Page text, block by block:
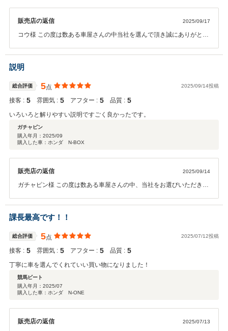
販売店の返信 2025/09/17
コウ様 この度は数ある車屋さんの中当社を選んで頂き誠にありがとう
ので今後とも宜しくお願い致します。
説明
総合評価 5点 2025/09/14投稿
接客 : 5 雰囲気 : 5 アフター : 5 品質 : 5
いろいろと解りやすい説明ですごく良かったです。
ガチャピン
購入年月： 2025/09
購入した車：ホンダ N-BOX
販売店の返信 2025/09/14
ガチャピン様 この度は数ある車屋さんの中、当社をお選びいただき誠
で今後とも末永いお付き合いを何卒よろしくお願い申し上げます。
課長最高です！！
総合評価 5点 2025/07/12投稿
接客 : 5 雰囲気 : 5 アフター : 5 品質 : 5
丁寧に車を選んでくれていい買い物になりました！
競馬ビート
購入年月： 2025/07
購入した車：ホンダ N-ONE
販売店の返信 2025/07/13